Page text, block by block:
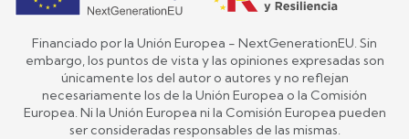
Financiado por la Unión Europea - NextGenerationEU. Sin
embargo, los puntos de vista y las opiniones expresadas son
únicamente los del autor o autores y no reflejan
necesariamente los de la Unión Europea o la Comisión
Europea. Ni la Unión Europea ni la Comisión Europea pueden
ser consideradas responsables de las mismas.